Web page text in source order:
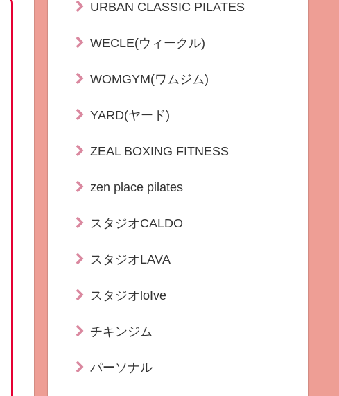
URBAN CLASSIC PILATES
WECLE(ウィークル)
WOMGYM(ワムジム)
YARD(ヤード)
ZEAL BOXING FITNESS
zen place pilates
スタジオCALDO
スタジオLAVA
スタジオloIve
チキンジム
パーソナル